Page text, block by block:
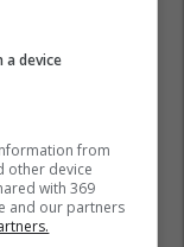
device
from
other device
with 369
and our partners